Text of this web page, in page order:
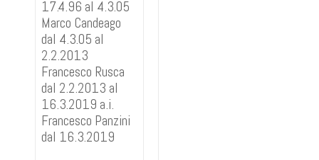
17.4.96 al 4.3.05
Marco Candeago
dal 4.3.05 al
2.2.2013
Francesco Rusca
dal 2.2.2013 al
16.3.2019 a.i.
Francesco Panzini
dal 16.3.2019